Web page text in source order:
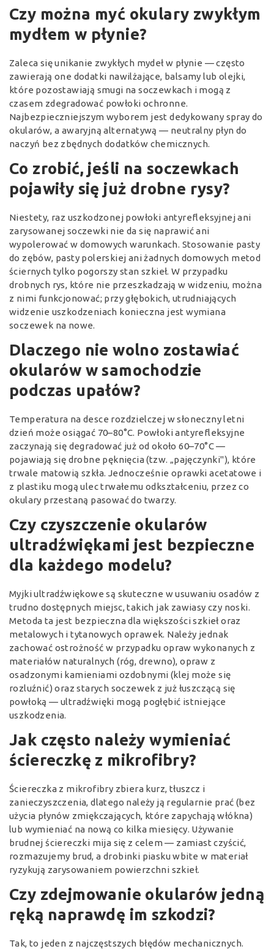
Czy można myć okulary zwykłym
mydłem w płynie?
Zaleca się unikanie zwykłych mydeł w płynie — często
zawierają one dodatki nawilżające, balsamy lub olejki,
które pozostawiają smugi na soczewkach i mogą z
czasem zdegradować powłoki ochronne.
Najbezpieczniejszym wyborem jest dedykowany spray do
okularów, a awaryjną alternatywą — neutralny płyn do
naczyń bez zbędnych dodatków chemicznych.
Co zrobić, jeśli na soczewkach
pojawiły się już drobne rysy?
Niestety, raz uszkodzonej powłoki antyrefleksyjnej ani
zarysowanej soczewki nie da się naprawić ani
wypolerować w domowych warunkach. Stosowanie pasty
do zębów, pasty polerskiej ani żadnych domowych metod
ściernych tylko pogorszy stan szkieł. W przypadku
drobnych rys, które nie przeszkadzają w widzeniu, można
z nimi funkcjonować; przy głębokich, utrudniających
widzenie uszkodzeniach konieczna jest wymiana
soczewek na nowe.
Dlaczego nie wolno zostawiać
okularów w samochodzie
podczas upałów?
Temperatura na desce rozdzielczej w słoneczny letni
dzień może osiągać 70–80°C. Powłoki antyrefleksyjne
zaczynają się degradować już od około 60–70°C —
pojawiają się drobne pęknięcia (tzw. „pajęczynki"), które
trwale matowią szkła. Jednocześnie oprawki acetatowe i
z plastiku mogą ulec trwałemu odkształceniu, przez co
okulary przestaną pasować do twarzy.
Czy czyszczenie okularów
ultradźwiękami jest bezpieczne
dla każdego modelu?
Myjki ultradźwiękowe są skuteczne w usuwaniu osadów z
trudno dostępnych miejsc, takich jak zawiasy czy noski.
Metoda ta jest bezpieczna dla większości szkieł oraz
metalowych i tytanowych oprawek. Należy jednak
zachować ostrożność w przypadku opraw wykonanych z
materiałów naturalnych (róg, drewno), opraw z
osadzonymi kamieniami ozdobnymi (klej może się
rozluźnić) oraz starych soczewek z już łuszczącą się
powłoką — ultradźwięki mogą pogłębić istniejące
uszkodzenia.
Jak często należy wymieniać
ściereczkę z mikrofibry?
Ściereczka z mikrofibry zbiera kurz, tłuszcz i
zanieczyszczenia, dlatego należy ją regularnie prać (bez
użycia płynów zmiękczających, które zapychają włókna)
lub wymieniać na nową co kilka miesięcy. Używanie
brudnej ściereczki mija się z celem — zamiast czyścić,
rozmazujemy brud, a drobinki piasku wbite w materiał
ryzykują zarysowaniem powierzchni szkieł.
Czy zdejmowanie okularów jedną
ręką naprawdę im szkodzi?
Tak, to jeden z najczęstszych błędów mechanicznych.